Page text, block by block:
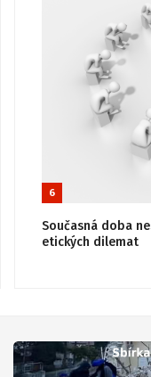
6
Současná doba
etických dilemat